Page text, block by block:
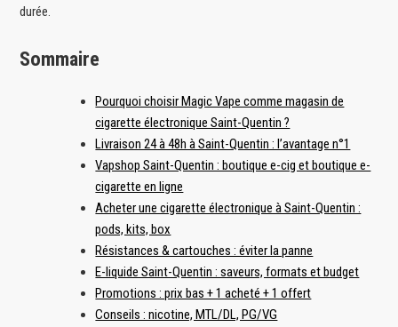
durée.
Sommaire
Pourquoi choisir Magic Vape comme magasin de
cigarette électronique Saint-Quentin ?
Livraison 24 à 48h à Saint-Quentin : l’avantage n°1
Vapshop Saint-Quentin : boutique e-cig et boutique e-
cigarette en ligne
Acheter une cigarette électronique à Saint-Quentin :
pods, kits, box
Résistances & cartouches : éviter la panne
E-liquide Saint-Quentin : saveurs, formats et budget
Promotions : prix bas + 1 acheté + 1 offert
Conseils : nicotine, MTL/DL, PG/VG